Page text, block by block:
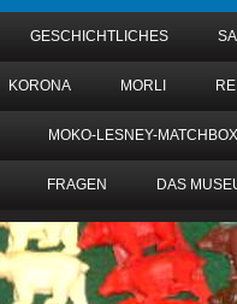
GESCHICHTLICHES
KORONA MORLI
MOKO-LESNEY-MATCHBOX
FRAGEN DAS